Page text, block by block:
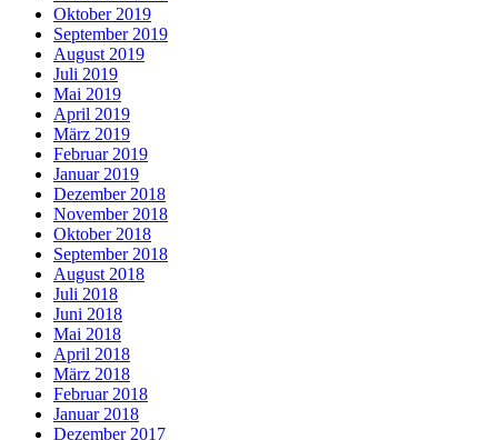
Oktober 2019
September 2019
August 2019
Juli 2019
Mai 2019
April 2019
März 2019
Februar 2019
Januar 2019
Dezember 2018
November 2018
Oktober 2018
September 2018
August 2018
Juli 2018
Juni 2018
Mai 2018
April 2018
März 2018
Februar 2018
Januar 2018
Dezember 2017